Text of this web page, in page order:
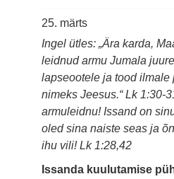
25. märts
Ingel ütles: „Ära karda,
leidnud armu Jumala
lapseootele ja tood ilmale
nimeks Jeesus.“ Lk 1:30-
armuleidnu! Issand on
oled sina naiste seas ja
ihu vili! Lk 1:28,42
Issanda kuulutamise